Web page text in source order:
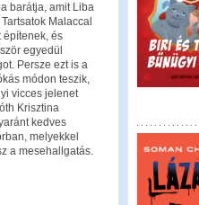
barátja, amit Liba
Malaccal
építenek, és
egyedül
Persze ezt is a
módon teszik,
vicces jelenet
Krisztina
kedves
melyekkel
a mesehallgatás.